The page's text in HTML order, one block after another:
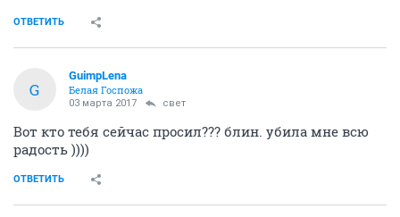
ОТВЕТИТЬ
G
GuimpLena
Белая Госпожа
03 марта 2017 свет
Вот кто тебя сейчас просил??? блин. убила мне всю
радость ))))
ОТВЕТИТЬ